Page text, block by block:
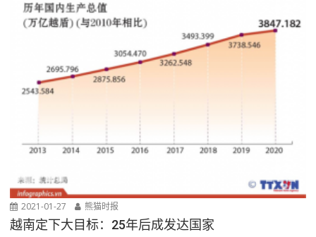
2021-01-27 熊猫时报
越南定下大目标：25年后成发达国家